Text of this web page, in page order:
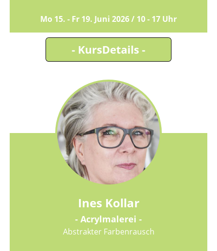
Mo 15. - Fr 19. Juni 2026 / 10 - 17 Uhr
Ines Kollar
- Acrylmalerei -
Abstrakter Farbenrausch